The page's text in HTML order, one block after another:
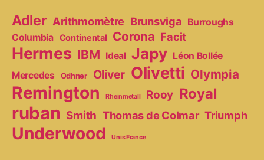
Adler Arithmomètre Brunsviga Burroughs
Columbia Continental Corona Facit
Hermes IBM Ideal Japy Léon Bollée
Mercedes
Odhner Oliver Olivetti Olympia
Remington Rheinmetall Rooy Royal
ruban Smith Thomas de Colmar Triumph
Underwood Unis France